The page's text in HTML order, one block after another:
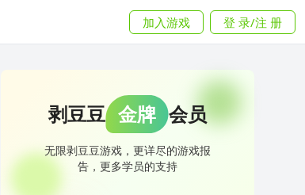
加入游戏 登 录/注 册
剥豆豆 金牌 会员
无限剥豆豆游戏，更详尽的游戏报
告，更多学员的支持